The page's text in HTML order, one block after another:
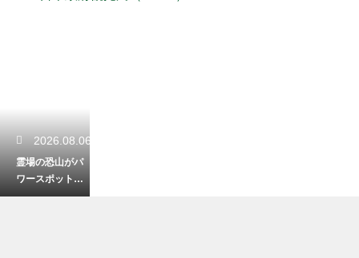
2026.08.06
霊場の恐山がパ
ワースポットと
呼ばれるのはな